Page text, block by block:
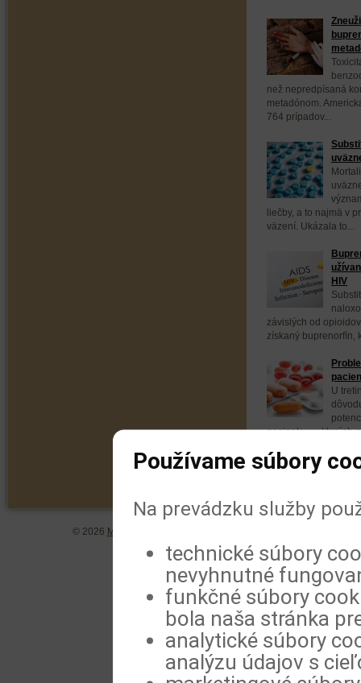
než nepredpísaná
metadónom.
764 prípadov...
liečby, a to najmä v
väzení. Ukázala to...
HIV
závislých od
získaný buprenorfín,
U
pacientov, u ktorých
© 2026 MeDitorial
Používame súbory
Na prevádzku služby
technické súbory
nevyhnutné
funkčné súbory
bola naša stránka
analytické súbory
analýzu údajov s